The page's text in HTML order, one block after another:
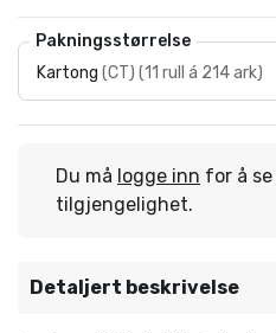
Pakningsstørrelse
Kartong (CT) (11 rull á 214 ark)
Du må logge inn for å
tilgjengelighet.
Detaljert beskrivelse